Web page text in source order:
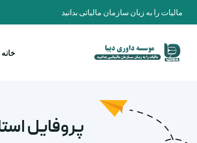
مالیات را به زبان سازمان مالیاتی بدانید
خانه
پروفایل